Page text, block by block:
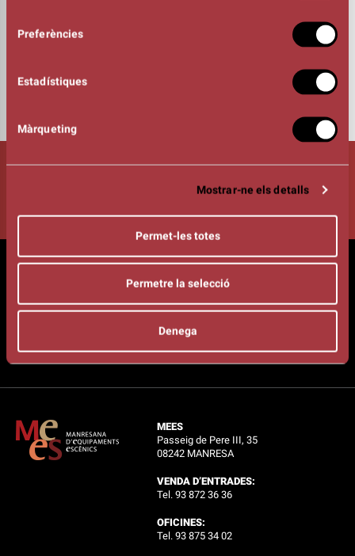
Preferències
Estadístiques
Màrqueting
Mostrar-ne els detalls
Permet-les totes
Permetre la selecció
Denega
Manel Camp
Segueix-nos!
LLIBRET KURSAAL - AGOST /
VOLS REBRE INFORMACIÓ DE LA
PROGRAMACIÓ?
MEES
Passeig de Pere III, 35
08242 MANRESA
VENDA D’ENTRADES:
Tel. 93 872 36 36
OFICINES:
Tel. 93 875 34 02